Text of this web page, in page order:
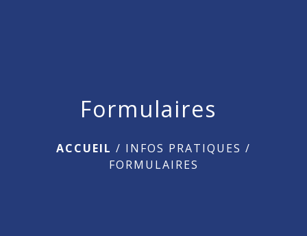
Formulaires
ACCUEIL / INFOS PRATIQUES /
FORMULAIRES